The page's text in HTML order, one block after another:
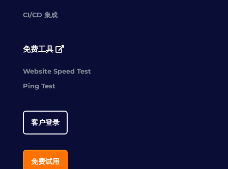
CI/CD 集成
免费工具
Website Speed Test
Ping Test
客户登录
免费试用